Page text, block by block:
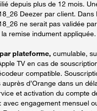
depuis plus de 12 mois.
Deezer par client. Dans
ne serait pas validée
remise indument appliquée.
plateforme, cumulable,
TV en cas de
compatible.
d’Orange dans un
et activation du compte
avec engagement mensuel